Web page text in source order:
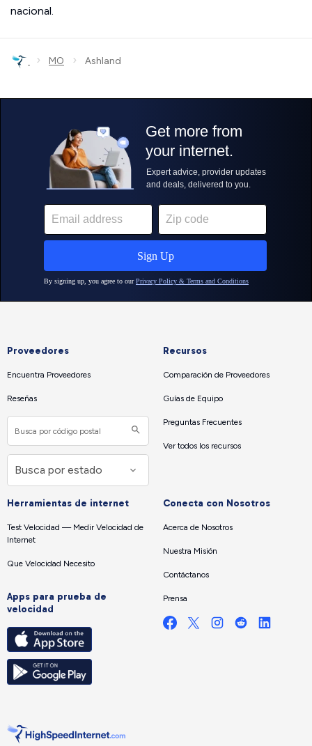
nacional.
› MO › Ashland
Proveedores
Encuentra Proveedores
Reseñas
Recursos
Comparación de Proveedores
Guías de Equipo
Preguntas Frecuentes
Ver todos los recursos
Herramientas de internet
Test Velocidad — Medir Velocidad de
Internet
Que Velocidad Necesito
Apps para prueba de
velocidad
Conecta con Nosotros
Acerca de Nosotros
Nuestra Misión
Contáctanos
Prensa